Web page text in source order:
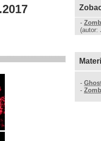
-
(autor:
-
-